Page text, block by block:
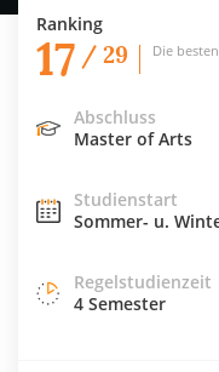
Ranking
17 / 29 Die
Abschluss
Master of Arts
Studienstart
Sommer- u.
Regelstudienzeit
4 Semester